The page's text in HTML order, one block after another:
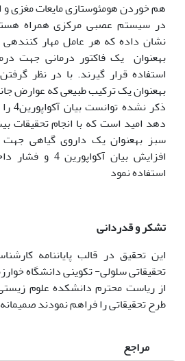
در سیستم عصبی مرکزی همراه
به‏عنوان یک فاکتور درمانی جهت
استفاده قرار گیرند. با در نظر
به‏عنوان یک ترکیب طبیعی که عوارض
ذکر
دهد امید است که با انجام تحقیقات
سبز به‏عنوان یک داروی گیاهی جهت
افزایش بیان
استفاده نمود
تشکر و قدردانی
این تحقیق در قالب پایان‏نامه
تحقیقاتی سلولی- تکوینی دانشگاه
از ریاست محترم دانشکده علوم
طرح تحقیقاتی را فراهم نمودند
مراجع